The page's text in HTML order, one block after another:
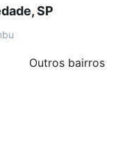
conta com
te ajudando
por
quantidade de
garagem para
SP
Outros bairros